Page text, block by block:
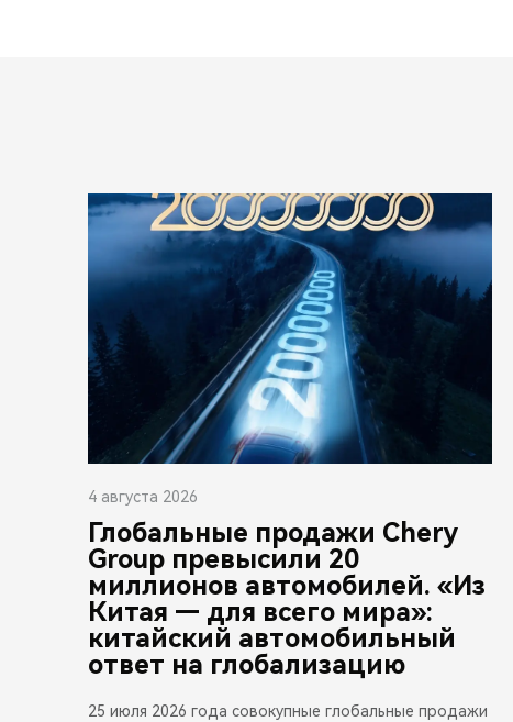
4 августа 2026
Глобальные продажи Chery
Group превысили 20
миллионов автомобилей. «Из
Китая — для всего мира»:
китайский автомобильный
ответ на глобализацию
25 июля 2026 года совокупные глобальные продажи